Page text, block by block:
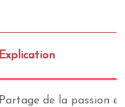
Explication
Partage de la passion